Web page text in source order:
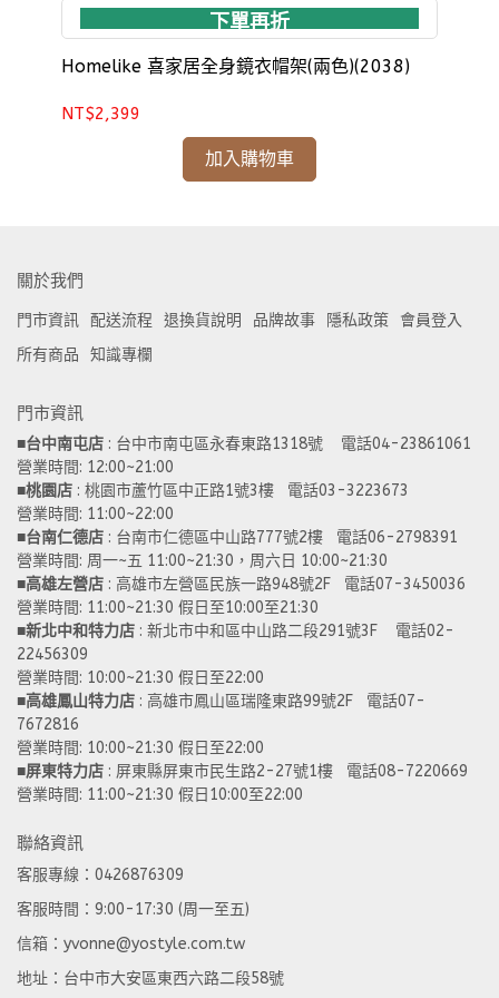
下單再折
Homelike 喜家居全身鏡衣帽架(兩色)(2038)
NT$2,399
加入購物車
關於我們
門市資訊 配送流程 退換貨說明 品牌故事 隱私政策
會員登入
所有商品
知識專欄
門市資訊
■台中南屯店 : 台中市南屯區永春東路1318號    電話04-23861061
營業時間: 12:00~21:00
■桃園店 : 桃園市蘆竹區中正路1號3樓   電話03-3223673
營業時間: 11:00~22:00
■台南仁德店 : 台南市仁德區中山路777號2樓   電話06-2798391
營業時間: 周一~五 11:00~21:30，周六日 10:00~21:30
■高雄左營店 : 高雄市左營區民族一路948號2F   電話07-3450036
營業時間: 11:00~21:30 假日至10:00至21:30
■新北中和特力店 : 新北市中和區中山路二段291號3F    電話02-
22456309
營業時間: 10:00~21:30 假日至22:00
■高雄鳳山特力店 : 高雄市鳳山區瑞隆東路99號2F   電話07-
7672816
營業時間: 10:00~21:30 假日至22:00
■屏東特力店 : 屏東縣屏東市民生路2-27號1樓   電話08-7220669
營業時間: 11:00~21:30 假日10:00至22:00
聯絡資訊
客服專線：0426876309
客服時間：9:00-17:30 (周一至五)
信箱：yvonne@yostyle.com.tw
地址：台中市大安區東西六路二段58號